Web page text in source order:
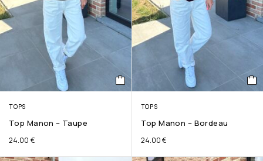
TOPS
Top Manon – Taupe
24.00 €
TOPS
Top Manon – Bordeau
24.00€